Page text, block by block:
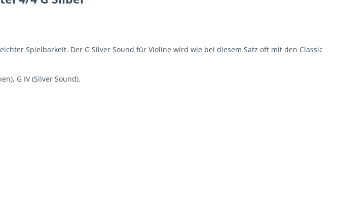
Spielbarkeit. Der G Silver Sound für Violine wird wie bei diesem Satz oft mit den Classic
G IV (Silver Sound).